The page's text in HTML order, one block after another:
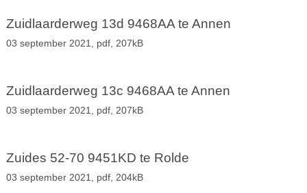
Zuidlaarderweg 13d 9468AA te Annen
03 september 2021, pdf, 207kB
Zuidlaarderweg 13c 9468AA te Annen
03 september 2021, pdf, 207kB
Zuides 52-70 9451KD te Rolde
03 september 2021, pdf, 204kB